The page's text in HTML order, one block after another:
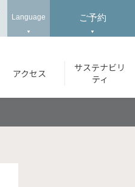
アクセス
サステナビリ
ティ
Language ご予約